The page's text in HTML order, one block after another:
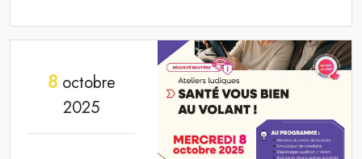
8octobre
2025